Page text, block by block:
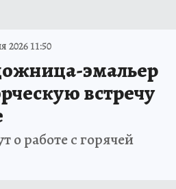
2026 11:50
эмальер
встречу
о работе с горячей